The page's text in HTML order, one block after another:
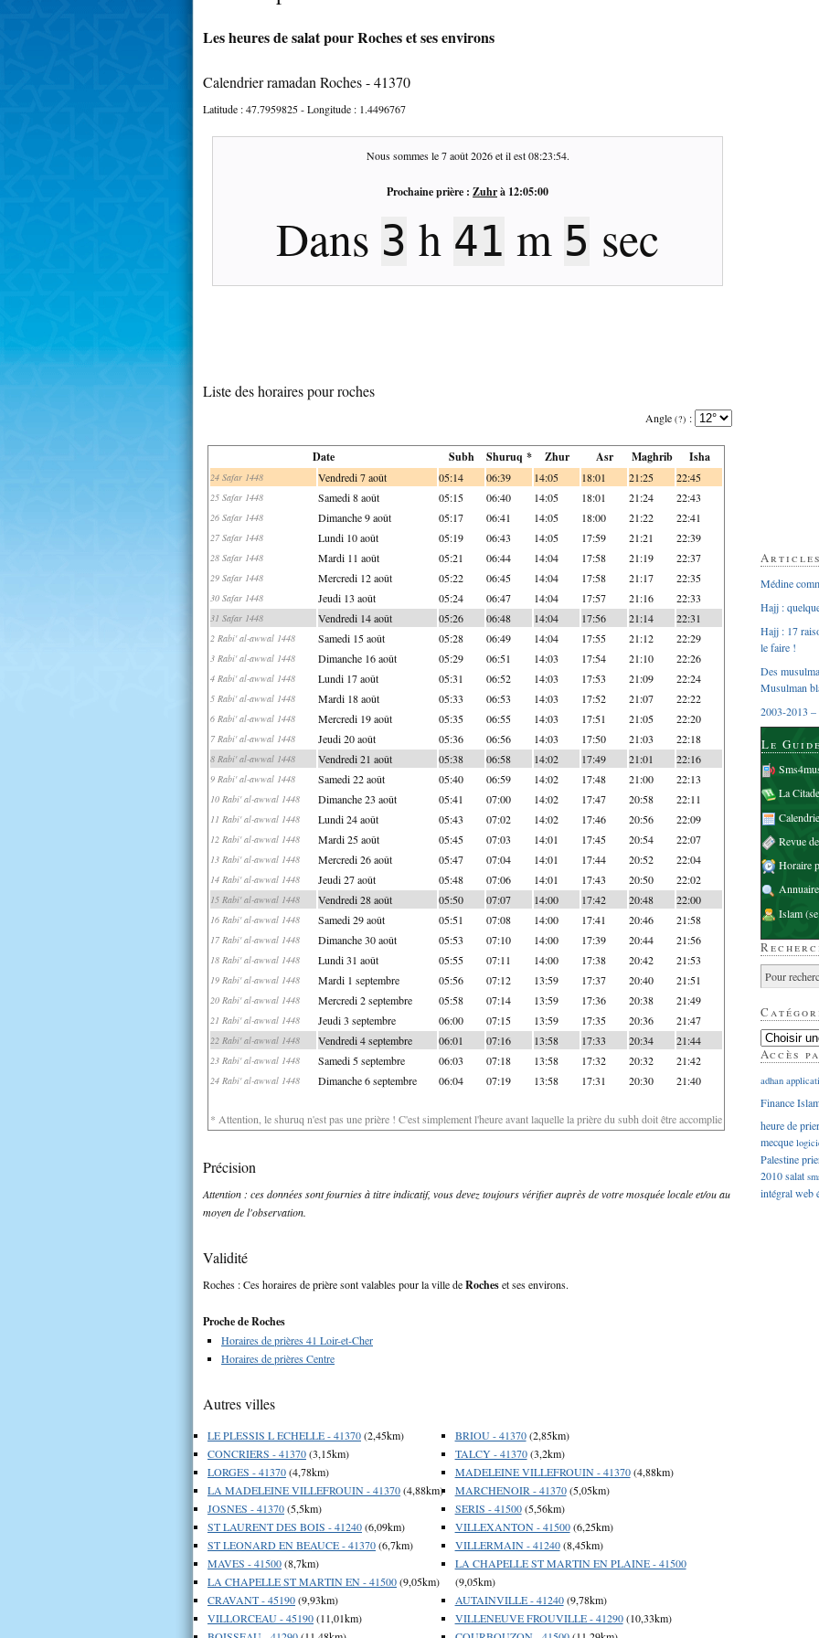
Les heures de salat pour Roches et ses environs
Calendrier ramadan Roches - 41370
Latitude :47.7959825- Longitude : 1.4496767
Nous sommes le7 août 2026et il est08:23:55.
Prochaine prière : Zuhrà 12:05:00
Dans 3 h 41 m 4 sec
Liste des horaires pour roches
Angle (?) :
Date Subh Shuruq * Zhur Asr Maghrib Isha
24 Safar 1448 Vendredi 7 août 05:14 06:39 14:05 18:01 21:25 22:45
25 Safar 1448 Samedi 8 août 05:15 06:40 14:05 18:01 21:24 22:43
26 Safar 1448 Dimanche 9 août 05:17 06:41 14:05 18:00 21:22 22:41
27 Safar 1448 Lundi 10 août 05:19 06:43 14:05 17:59 21:21 22:39
28 Safar 1448 Mardi 11 août 05:21 06:44 14:04 17:58 21:19 22:37
29 Safar 1448 Mercredi 12 août 05:22 06:45 14:04 17:58 21:17 22:35
30 Safar 1448 Jeudi 13 août 05:24 06:47 14:04 17:57 21:16 22:33
31 Safar 1448 Vendredi 14 août 05:26 06:48 14:04 17:56 21:14 22:31
2 Rabi' al-awwal 1448 Samedi 15 août 05:28 06:49 14:04 17:55 21:12 22:29
3 Rabi' al-awwal 1448 Dimanche 16 août 05:29 06:51 14:03 17:54 21:10 22:26
4 Rabi' al-awwal 1448 Lundi 17 août 05:31 06:52 14:03 17:53 21:09 22:24
5 Rabi' al-awwal 1448 Mardi 18 août 05:33 06:53 14:03 17:52 21:07 22:22
6 Rabi' al-awwal 1448 Mercredi 19 août 05:35 06:55 14:03 17:51 21:05 22:20
7 Rabi' al-awwal 1448 Jeudi 20 août 05:36 06:56 14:03 17:50 21:03 22:18
8 Rabi' al-awwal 1448 Vendredi 21 août 05:38 06:58 14:02 17:49 21:01 22:16
9 Rabi' al-awwal 1448 Samedi 22 août 05:40 06:59 14:02 17:48 21:00 22:13
10 Rabi' al-awwal 1448 Dimanche 23 août 05:41 07:00 14:02 17:47 20:58 22:11
11 Rabi' al-awwal 1448 Lundi 24 août 05:43 07:02 14:02 17:46 20:56 22:09
12 Rabi' al-awwal 1448 Mardi 25 août 05:45 07:03 14:01 17:45 20:54 22:07
13 Rabi' al-awwal 1448 Mercredi 26 août 05:47 07:04 14:01 17:44 20:52 22:04
14 Rabi' al-awwal 1448 Jeudi 27 août 05:48 07:06 14:01 17:43 20:50 22:02
15 Rabi' al-awwal 1448 Vendredi 28 août 05:50 07:07 14:00 17:42 20:48 22:00
16 Rabi' al-awwal 1448 Samedi 29 août 05:51 07:08 14:00 17:41 20:46 21:58
17 Rabi' al-awwal 1448 Dimanche 30 août 05:53 07:10 14:00 17:39 20:44 21:56
18 Rabi' al-awwal 1448 Lundi 31 août 05:55 07:11 14:00 17:38 20:42 21:53
19 Rabi' al-awwal 1448 Mardi 1 septembre 05:56 07:12 13:59 17:37 20:40 21:51
20 Rabi' al-awwal 1448 Mercredi 2 septembre 05:58 07:14 13:59 17:36 20:38 21:49
21 Rabi' al-awwal 1448 Jeudi 3 septembre 06:00 07:15 13:59 17:35 20:36 21:47
22 Rabi' al-awwal 1448 Vendredi 4 septembre 06:01 07:16 13:58 17:33 20:34 21:44
23 Rabi' al-awwal 1448 Samedi 5 septembre 06:03 07:18 13:58 17:32 20:32 21:42
24 Rabi' al-awwal 1448 Dimanche 6 septembre 06:04 07:19 13:58 17:31 20:30 21:40
* Attention, le shuruq n'est pas une prière ! C'est simplement l'heure avant laquelle la prière du subh doit être accomplie
Précision
Attention : ces données sont fournies à titre indicatif, vous devez toujours vérifier auprès de votre mosquée locale et/ou au
moyen de l'observation.
Validité
Roches : Ces horaires de prière sont valables pour la ville deRocheset ses environs.
Proche de Roches
Horaires de prières 41 Loir-et-Cher
Horaires de prières Centre
Autres villes
LE PLESSIS L ECHELLE - 41370(2,45km)
CONCRIERS - 41370(3,15km)
LORGES - 41370(4,78km)
LA MADELEINE VILLEFROUIN - 41370(4,88km)
JOSNES - 41370(5,5km)
ST LAURENT DES BOIS - 41240(6,09km)
ST LEONARD EN BEAUCE - 41370(6,7km)
MAVES - 41500(8,7km)
LA CHAPELLE ST MARTIN EN - 41500(9,05km)
CRAVANT - 45190(9,93km)
VILLORCEAU - 45190(11,01km)
BRIOU - 41370(2,85km)
TALCY - 41370(3,2km)
MADELEINE VILLEFROUIN - 41370(4,88km)
MARCHENOIR - 41370(5,05km)
SERIS - 41500(5,56km)
VILLEXANTON - 41500(6,25km)
VILLERMAIN - 41240(8,45km)
LA CHAPELLE ST MARTIN EN PLAINE - 41500
(9,05km)
AUTAINVILLE - 41240(9,78km)
VILLENEUVE FROUVILLE - 41290(10,33km)
Médine
Hajj :
Hajj : 17
le faire !
Des
Musulman
2003-2013 –
Le
La
Revue
Horaire
Islam
Accès
adhan
Finance
heure de
mecque
Palestine
2010salat
intégralweb